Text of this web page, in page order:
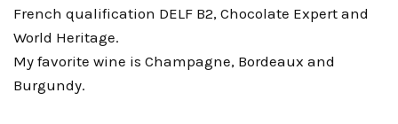
French qualification DELF B2, Chocolate Expert and
World Heritage.
My favorite wine is Champagne, Bordeaux and
Burgundy.